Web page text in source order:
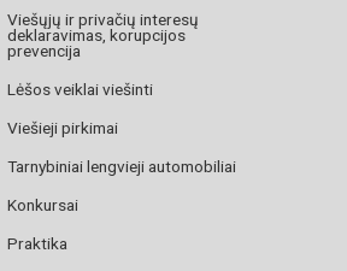
Viešųjų ir privačių interesų
deklaravimas, korupcijos
prevencija
Lėšos veiklai viešinti
Viešieji pirkimai
Tarnybiniai lengvieji automobiliai
Konkursai
Praktika